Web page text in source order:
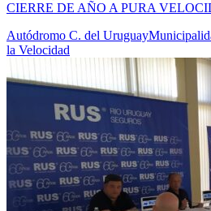
CIERRE DE AÑO A PURA
Autódromo C. del Uruguay
la Velocidad